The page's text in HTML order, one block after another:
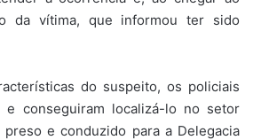
da vítima, que informou ter sido
do suspeito, os policiais
e conseguiram localizá-lo no setor
e conduzido para a Delegacia